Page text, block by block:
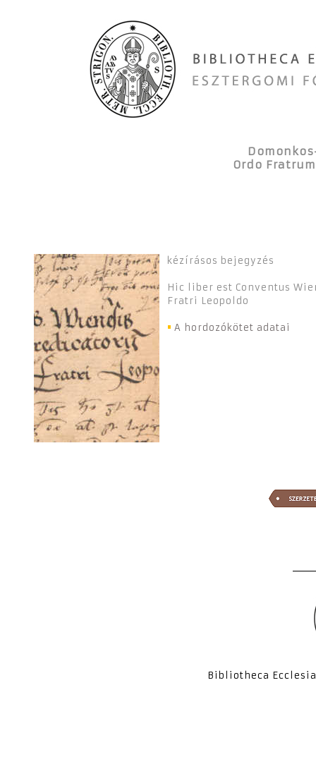
Ordo
kézírásos bejegyzés
Hic liber est Conventus
Fratri Leopoldo
A hordozókötet adatai
Bibliotheca